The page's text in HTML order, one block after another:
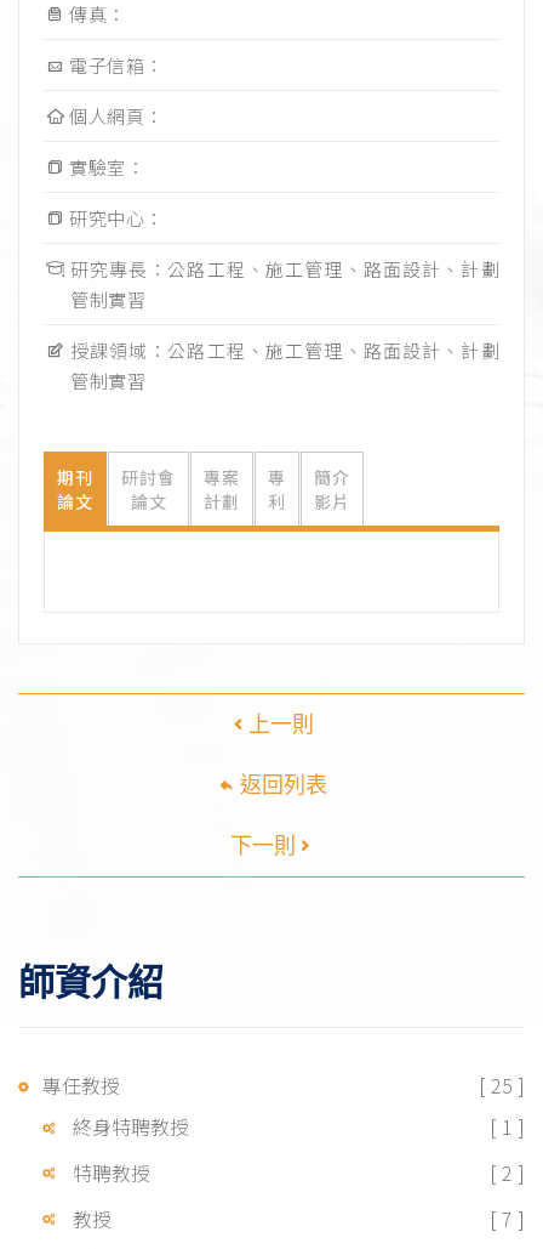
傳真：
電子信箱：
個人網頁：
實驗室：
研究中心：
研究專長：公路工程、施工管理、路面設計、計劃
管制實習
授課領域：公路工程、施工管理、路面設計、計劃
管制實習
期刊
論文
研討會
論文
專案
計劃
專
利
簡介
影片
上一則
返回列表
下一則
師資介紹
專任教授
[ 25 ]
終身特聘教授
[ 1 ]
特聘教授
[ 2 ]
教授
[ 7 ]